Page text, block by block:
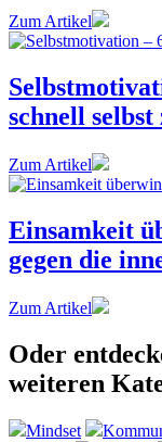
Zum Artikel
schnell
Zum Artikel
Einsamkeit
gegen die
Zum Artikel
Oder
weiteren
Mindset